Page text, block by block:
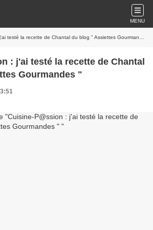
MENU
testé la recette de Chantal du blog " Assiettes Gourmandes "
: j'ai testé la recette de Chantal
Gourmandes "